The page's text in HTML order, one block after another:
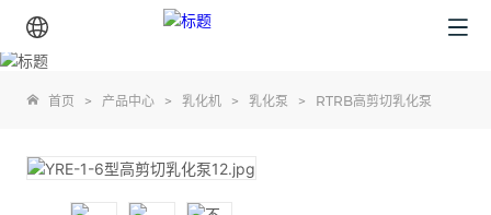
首页 > 产品中心 > 乳化机 > 乳化泵 > RTRB高剪切乳化泵